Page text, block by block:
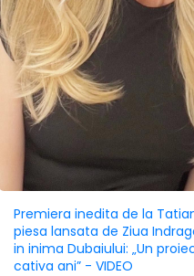
Premiera inedita de la
piesa lansata de Ziua
in inima Dubaiului: „Un
cativa ani” - VIDEO